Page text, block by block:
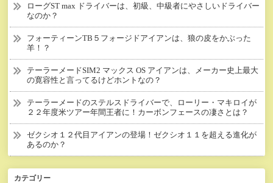
ローグST max ドライバーは、初級、中級者にやさしいドライバー
なのか？
フォーティーンTB５フォージドアイアンは、狼の皮をかぶった
羊！？
テーラーメードSIM2 マックス OS アイアンは、メーカー史上最大
の寛容性と言ってるけどホントなの？
テーラーメードのステルスドライバーで、ローリー・マキロイが
２２年度米ツアー年間王者に！カーボンフェースの凄さとは？
ゼクシオ１２代目アイアンの登場！ゼクシオ１１を超える進化が
あるのか？
カテゴリー